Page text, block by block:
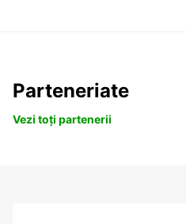
Parteneriate
Vezi toți partenerii